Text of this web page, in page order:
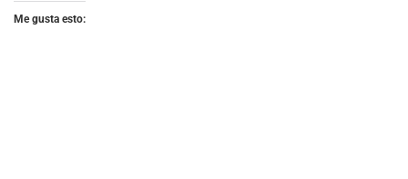
Me gusta esto: